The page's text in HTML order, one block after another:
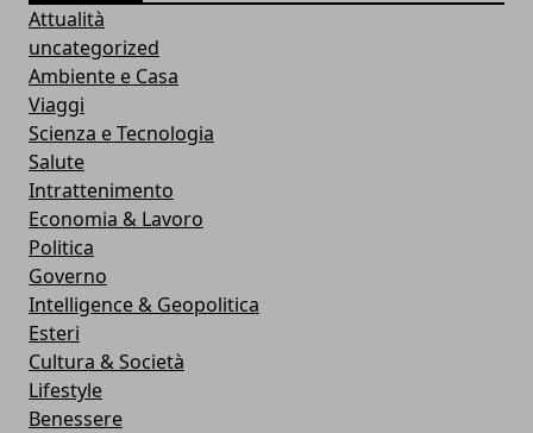
Attualità
uncategorized
Ambiente e Casa
Viaggi
Scienza e Tecnologia
Salute
Intrattenimento
Economia & Lavoro
Politica
Governo
Intelligence & Geopolitica
Esteri
Cultura & Società
Lifestyle
Benessere